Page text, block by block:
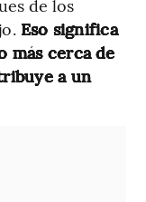
de los
Eso significa
más cerca de
a un